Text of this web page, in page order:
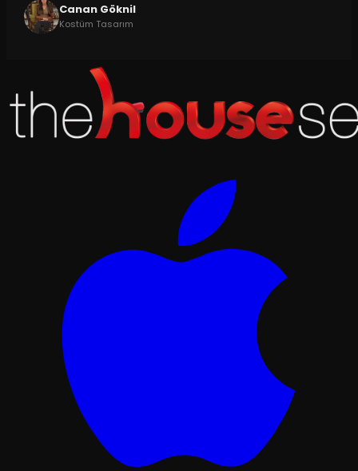
Canan Göknil
Kostüm Tasarım